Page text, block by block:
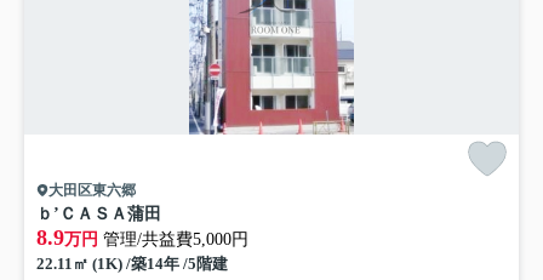
大田区東六郷
ｂ’ＣＡＳＡ蒲田
8.9万円 管理/共益費5,000円
22.11㎡ (1K) /築14年 /5階建